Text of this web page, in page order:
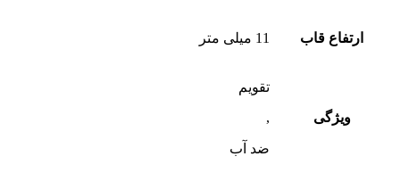
ارتفاع قاب 11 میلی متر
ویژگی
تقویم
,
ضد آب